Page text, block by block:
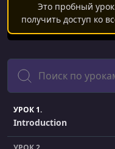
Это пробный
получить доступ ко
Поиск
УРОК 1.
Introduction